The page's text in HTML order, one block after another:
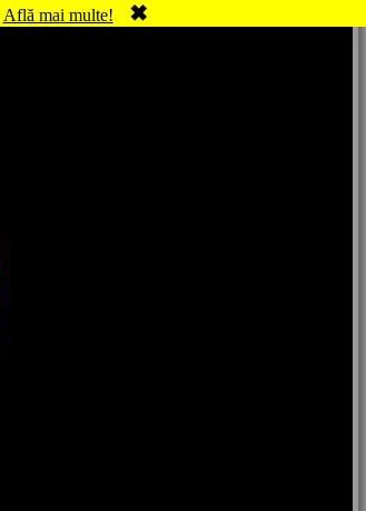
Află mai multe! ✖